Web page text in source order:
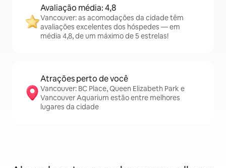
Avaliação média: 4,8
Vancouver: as acomodações da cidade têm
avaliações excelentes dos hóspedes — em
média 4,8, de um máximo de 5 estrelas!
Atrações perto de você
Vancouver: BC Place, Queen Elizabeth Park e
Vancouver Aquarium estão entre melhores
lugares da cidade